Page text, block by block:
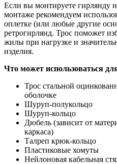
Если вы монтируете гирлянду
монтаже рекомендуем
оплетке (или любые другие
ретрогирлянд. Трос поможет
жилы при нагрузке и
изделия.
Что может использоваться
Трос стальной
оболочке
Шуруп-полукольцо
Шуруп-кольцо
Дюбель (зависит от
каркаса)
Талреп крюк-кольцо
Пластиковые хомуты
Нейлоновая кабельная